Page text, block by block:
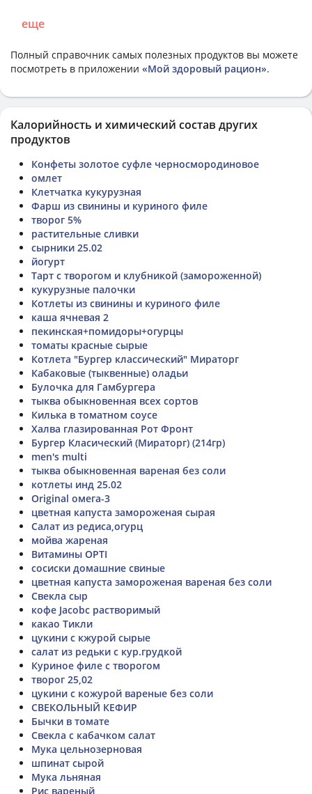
еще
Полный справочник самых полезных продуктов вы можете
посмотреть в приложении «Мой здоровый рацион».
Калорийность и химический состав других
продуктов
Конфеты золотое суфле черносмородиновое
омлет
Клетчатка кукурузная
Фарш из свинины и куриного филе
творог 5%
растительные сливки
сырники 25.02
йогурт
Тарт с творогом и клубникой (замороженной)
кукурузные палочки
Котлеты из свинины и куриного филе
каша ячневая 2
пекинская+помидоры+огурцы
томаты красные сырые
Котлета "Бургер классический" Мираторг
Кабаковые (тыквенные) оладьи
Булочка для Гамбургера
тыква обыкновенная всех сортов
Килька в томатном соусе
Халва глазированная Рот Фронт
Бургер Класический (Мираторг) (214гр)
men's multi
тыква обыкновенная вареная без соли
котлеты инд 25.02
Original омега-3
цветная капуста замороженая сырая
Салат из редиса,огурц
мойва жареная
Витамины OPTI
сосиски домашние свиные
цветная капуста замороженая вареная без соли
Свекла сыр
кофе Jacobc растворимый
какао Тикли
цукини с кжурой сырые
салат из редьки с кур.грудкой
Куриное филе с творогом
творог 25,02
цукини с кожурой вареные без соли
СВЕКОЛЬНЫЙ КЕФИР
Бычки в томате
Свекла с кабачком салат
Мука цельнозерновая
шпинат сырой
Мука льняная
Рис вареный